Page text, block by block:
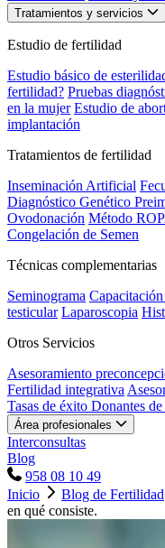
Tratamientos y servicios
Estudio de fertilidad
Estudio básico de
fertilidad? Pruebas
en la mujer Estudio de
implantación
Tratamientos de fertilidad
Inseminación Artificial
Diagnóstico Genético
Ovodonación Método
Congelación de Semen
Técnicas complementarias
Seminograma
testicular Laparoscopia
Otros Servicios
Asesoramiento
Fertilidad integrativa
Tasas de éxito Donantes
Área profesionales
Interconsultas
Blog
958 08 10 49
Inicio
Blog de Fertilidad
en qué consiste.